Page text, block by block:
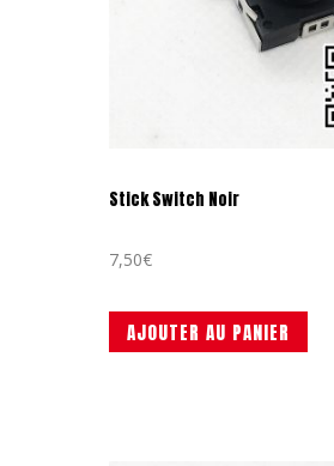
Stick Switch Noir
7,50€
AJOUTER AU PANIER